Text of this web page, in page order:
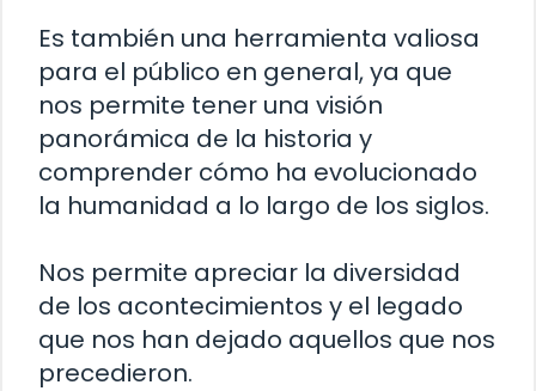
Es también una herramienta valiosa
para el público en general, ya que
nos permite tener una visión
panorámica de la historia y
comprender cómo ha evolucionado
la humanidad a lo largo de los siglos.
Nos permite apreciar la diversidad
de los acontecimientos y el legado
que nos han dejado aquellos que nos
precedieron.